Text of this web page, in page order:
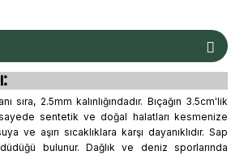
sıra, 2.5mm kalınlığındadır. Bıçağın 3.5cm'lik
sayede sentetik ve doğal halatları kesmenize
ve aşırı sıcaklıklara karşı dayanıklıdır. Sap
bulunur. Dağlık ve deniz sporlarında